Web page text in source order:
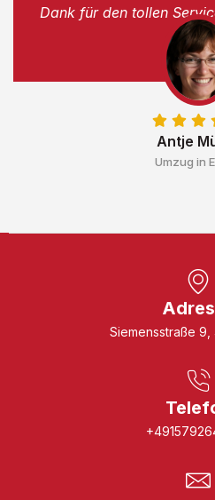
Antje
Umzug in
Dank für den tollen
Siemensstraße 9,